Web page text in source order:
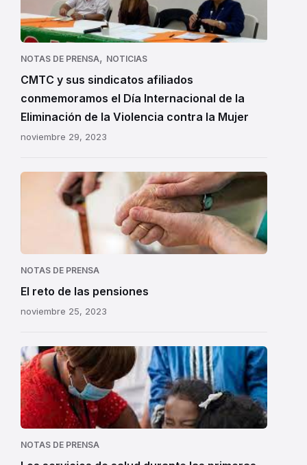
NOTAS DE PRENSA, NOTICIAS
CMTC y sus sindicatos afiliados
conmemoramos el Día Internacional de la
Eliminación de la Violencia contra la Mujer
noviembre 29, 2023
NOTAS DE PRENSA
El reto de las pensiones
noviembre 25, 2023
NOTAS DE PRENSA